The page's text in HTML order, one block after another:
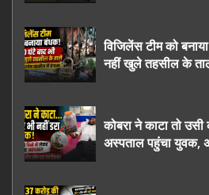
विजिलेंस टीम को
नहीं खुले तहसील के
कोबरा ने काटा तो
अस्पताल पहुंचा युवक,